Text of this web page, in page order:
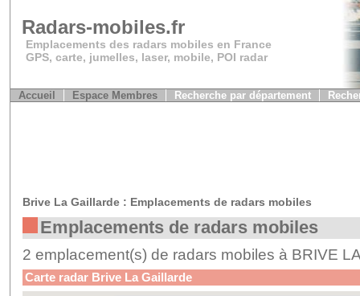
Radars-mobiles.fr
Emplacements des radars mobiles en France
GPS, carte, jumelles, laser, mobile, POI radar
Accueil Espace Membres Recherche par département
Brive La Gaillarde : Emplacements de radars mobiles
Emplacements de radars mobiles
2 emplacement(s) de radars mobiles à BRIVE
Carte radar Brive La Gaillarde